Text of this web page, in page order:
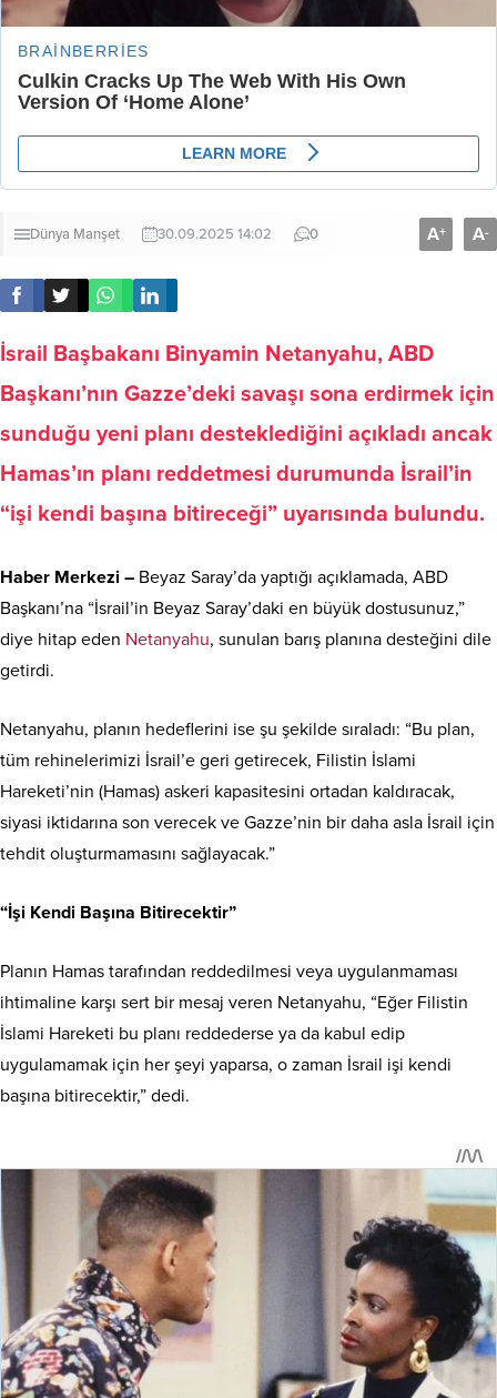
Dünya Manşet 30.09.2025 14:02 0 A+ A-
İsrail Başbakanı Binyamin Netanyahu, ABD
Başkanı’nın Gazze’deki savaşı sona erdirmek için
sunduğu yeni planı desteklediğini açıkladı ancak
Hamas’ın planı reddetmesi durumunda İsrail’in
“işi kendi başına bitireceği” uyarısında bulundu.
Haber Merkezi – Beyaz Saray’da yaptığı açıklamada, ABD
Başkanı’na “İsrail’in Beyaz Saray’daki en büyük dostusunuz,”
diye hitap eden Netanyahu, sunulan barış planına desteğini dile
getirdi.
Netanyahu, planın hedeflerini ise şu şekilde sıraladı: “Bu plan,
tüm rehinelerimizi İsrail’e geri getirecek, Filistin İslami
Hareketi’nin (Hamas) askeri kapasitesini ortadan kaldıracak,
siyasi iktidarına son verecek ve Gazze’nin bir daha asla İsrail için
tehdit oluşturmamasını sağlayacak.”
“İşi Kendi Başına Bitirecektir”
Planın Hamas tarafından reddedilmesi veya uygulanmaması
ihtimaline karşı sert bir mesaj veren Netanyahu, “Eğer Filistin
İslami Hareketi bu planı reddederse ya da kabul edip
uygulamamak için her şeyi yaparsa, o zaman İsrail işi kendi
başına bitirecektir,” dedi.